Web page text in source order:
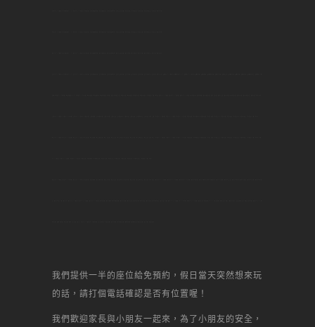
我們提供一半的座位給免預約，假日當天突然想來玩
的話，請打個電話確認是否有位置喔！
我們歡迎家長與小朋友一起來，為了小朋友的安全，